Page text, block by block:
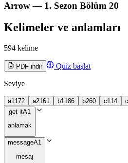
Arrow — 1. Sezon Bölüm 20
Kelimeler ve anlamları
594 kelime
PDF indir Quiz başlat
Seviye
a1 172 a2161 b1 186 b260 c1 14
get itA1
anlamak
messageA1
mesaj